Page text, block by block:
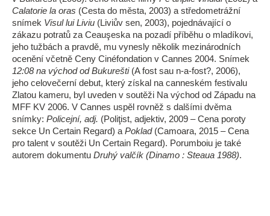
Calatorie la oras (Cesta do města, 2003) a středometrážní
snímek Visul lui Liviu (Liviův sen, 2003), pojednávající o
zákazu potratů za Ceauşeska na pozadí příběhu o mladíkovi,
jeho tužbách a pravdě, mu vynesly několik mezinárodních
ocenění včetně Ceny Cinéfondation v Cannes 2004. Snímek
12:08 na východ od Bukurešti(A fost sau n-a-fost?, 2006),
jeho celovečerní debut, který získal na canneském festivalu
Zlatou kameru, byl uveden v soutěži Na východ od Západu na
MFF KV 2006. V Cannes uspěl rovněž s dalšími dvěma
snímky: Policejní, adj. (Poliţist, adjektiv, 2009 – Cena poroty
sekce Un Certain Regard) a Poklad(Camoara, 2015 – Cena
pro talent v soutěži Un Certain Regard). Porumboiu je také
autorem dokumentu Druhý valčík (Dinamo : Steaua 1988).